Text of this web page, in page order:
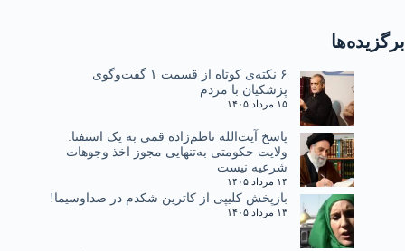
برگزیده‌ها
۶ نکته‌ی کوتاه از قسمت ۱ گفت‌وگوی
پزشکیان با مردم
۱۵ مرداد ۱۴۰۵
پاسخ آیت‌الله ناظم‌زاده قمی به یک استفتا:
ولایت حکومتی به‌تنهایی مجوز اخذ وجوهات
شرعیه نیست
۱۴ مرداد ۱۴۰۵
بازپخش کلیپی از کاترین شکدم در صداوسیما!
۱۳ مرداد ۱۴۰۵